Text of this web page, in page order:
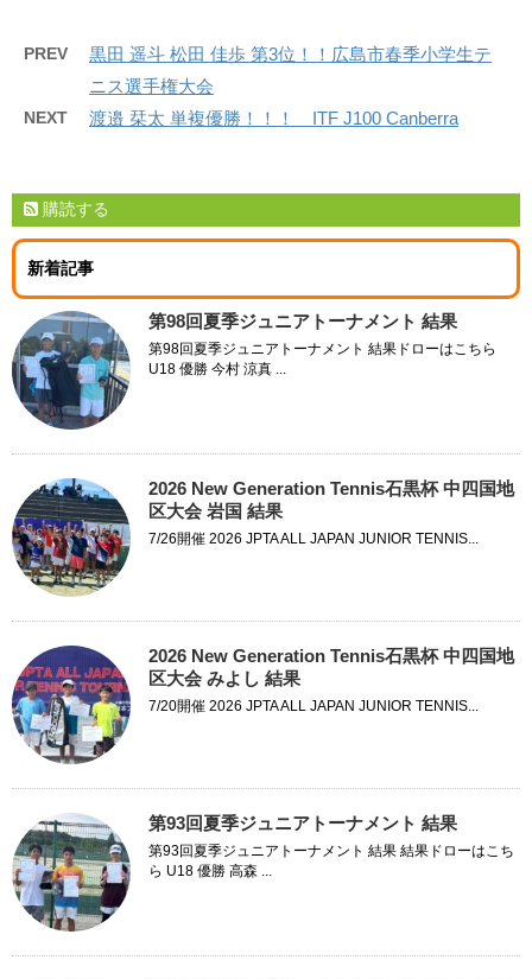
PREV
黒田 遥斗 松田 佳歩 第3位！！広島市春季小学生テ
ニス選手権大会
NEXT 渡邉 栞太 単複優勝！！！ ITF J100 Canberra
購読する
新着記事
第98回夏季ジュニアトーナメント 結果
第98回夏季ジュニアトーナメント 結果ドローはこちら
U18 優勝 今村 涼真 ...
2026 New Generation Tennis石黒杯 中四国地
区大会 岩国 結果
7/26開催 2026 JPTA ALL JAPAN JUNIOR TENNIS...
2026 New Generation Tennis石黒杯 中四国地
区大会 みよし 結果
7/20開催 2026 JPTA ALL JAPAN JUNIOR TENNIS...
第93回夏季ジュニアトーナメント 結果
第93回夏季ジュニアトーナメント 結果 結果ドローはこち
ら U18 優勝 高森 ...